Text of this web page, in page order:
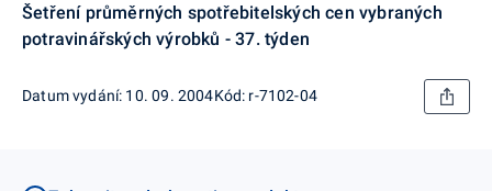
Šetření průměrných spotřebitelských cen vybraných
potravinářských výrobků - 37. týden
Datum vydání: 10. 09. 2004Kód: r-7102-04